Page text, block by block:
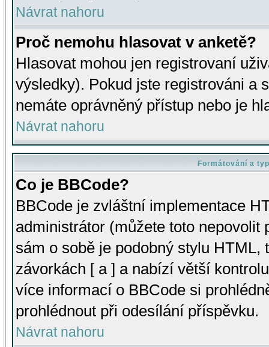
Návrat nahoru
Proč nemohu hlasovat v anketě?
Hlasovat mohou jen registrovaní
výsledky). Pokud jste registrováni a
nemáte oprávněný přístup nebo je
Návrat nahoru
Formátování a
Co je BBCode?
BBCode je zvláštní implementace
administrátor (můžete toto
sám o sobě je podobný stylu HTML,
závorkách [ a ] a nabízí větší
více informací o BBCode si
prohlédnout při odesílání příspěvku.
Návrat nahoru